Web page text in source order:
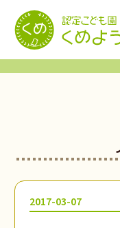
2017-03-07